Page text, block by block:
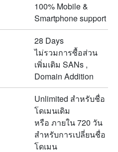
100% Mobile &
Smartphone support
28 Days
ไม่รวมการซื้อส่วน
เพิ่มเติม SANs ,
Domain Addition
Unlimited สำหรับชื่อ
โดเมนเดิม
หรือ ภายใน 720 วัน
สำหรับการเปลี่ยนชื่อ
โดเมน